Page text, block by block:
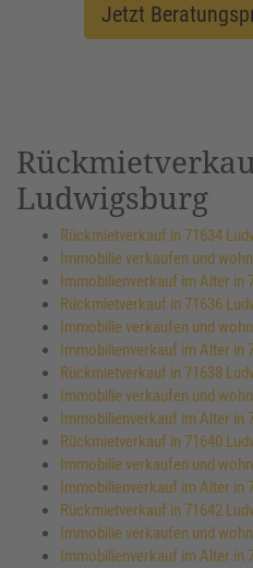
Jetzt
Ludwigsburg
Rückmietverkauf in 71634
Immobilie verkaufen und
Immobilienverkauf im Alter in
Rückmietverkauf in 71636
Immobilie verkaufen und
Immobilienverkauf im Alter in
Rückmietverkauf in 71638
Immobilie verkaufen und
Immobilienverkauf im Alter in
Rückmietverkauf in 71640
Immobilie verkaufen und
Immobilienverkauf im Alter in
Rückmietverkauf in 71642
Immobilie verkaufen und
Immobilienverkauf im Alter in